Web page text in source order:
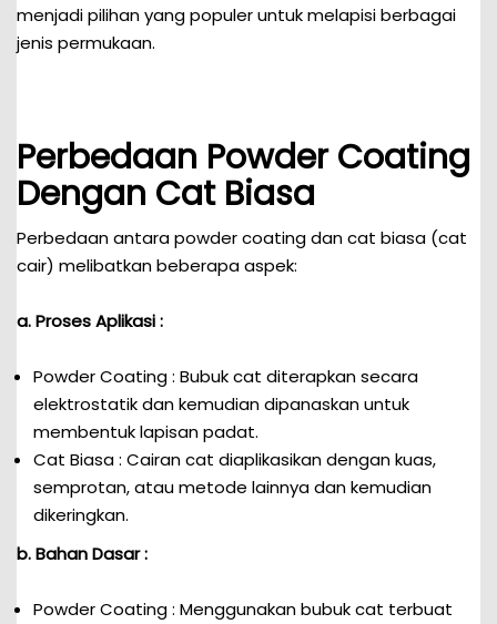
menjadi pilihan yang populer untuk melapisi berbagai
jenis permukaan.
Perbedaan Powder Coating
Dengan Cat Biasa
Perbedaan antara powder coating dan cat biasa (cat
cair) melibatkan beberapa aspek:
a. Proses Aplikasi :
Powder Coating : Bubuk cat diterapkan secara
elektrostatik dan kemudian dipanaskan untuk
membentuk lapisan padat.
Cat Biasa : Cairan cat diaplikasikan dengan kuas,
semprotan, atau metode lainnya dan kemudian
dikeringkan.
b. Bahan Dasar :
Powder Coating : Menggunakan bubuk cat terbuat